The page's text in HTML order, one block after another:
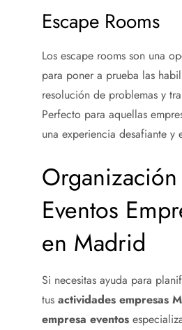
Escape Rooms
Los escape rooms son una
para poner a prueba las
resolución de problemas y
Perfecto para aquellas
una experiencia desafiante y
Eventos
en Madrid
Si necesitas ayuda para
tus actividades empresas
empresa eventos